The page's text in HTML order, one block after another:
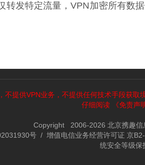
转发特定流量，VPN加密所有数
不提供VPN业务，不提供任何技术手段获
仔细阅读
《免责声
Copyright 2006-2026 北京携趣信
号 / 增值电信业务经营许可证 京
统安全等级